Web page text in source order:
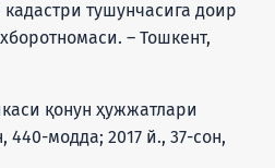
тушунчасига доир
– Тошкент,
қонун ҳужжатлари
440-модда; 2017 й., 37-сон,